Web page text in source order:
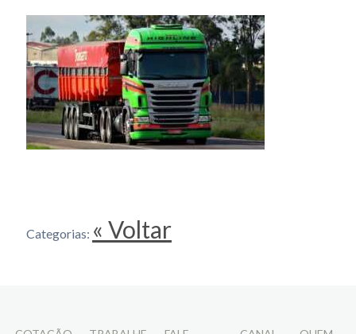
Categorias: « Voltar